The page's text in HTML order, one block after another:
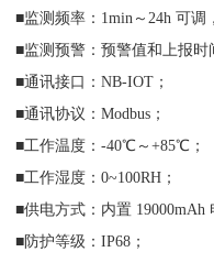
■监测频率：1min～24h 可调
■监测预警：预警值和上报时
■通讯接口：NB-IOT；
■通讯协议：Modbus；
■工作温度：-40℃～+85℃；
■工作湿度：0~100RH；
■供电方式：内置 19000mAh
■防护等级：IP68；